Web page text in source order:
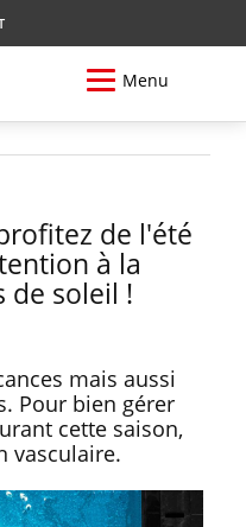
Menu
de l'été
à la
de soleil !
mais aussi
Pour bien gérer
cette saison,
vasculaire.